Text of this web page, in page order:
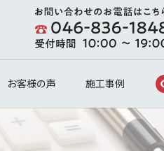
お客様の声 施工事例